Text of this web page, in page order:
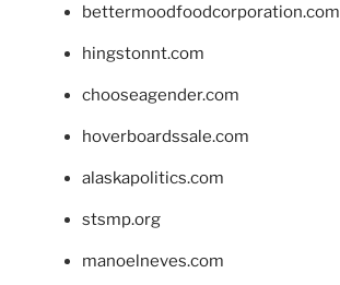
bettermoodfoodcorporation.com
hingstonnt.com
chooseagender.com
hoverboardssale.com
alaskapolitics.com
stsmp.org
manoelneves.com